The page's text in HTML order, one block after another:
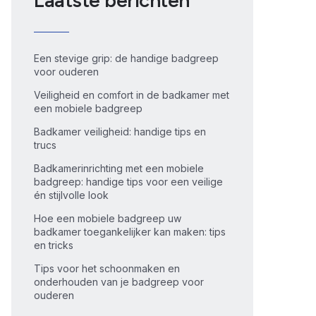
Een stevige grip: de handige badgreep
voor ouderen
Veiligheid en comfort in de badkamer met
een mobiele badgreep
Badkamer veiligheid: handige tips en
trucs
Badkamerinrichting met een mobiele
badgreep: handige tips voor een veilige
én stijlvolle look
Hoe een mobiele badgreep uw
badkamer toegankelijker kan maken: tips
en tricks
Tips voor het schoonmaken en
onderhouden van je badgreep voor
ouderen